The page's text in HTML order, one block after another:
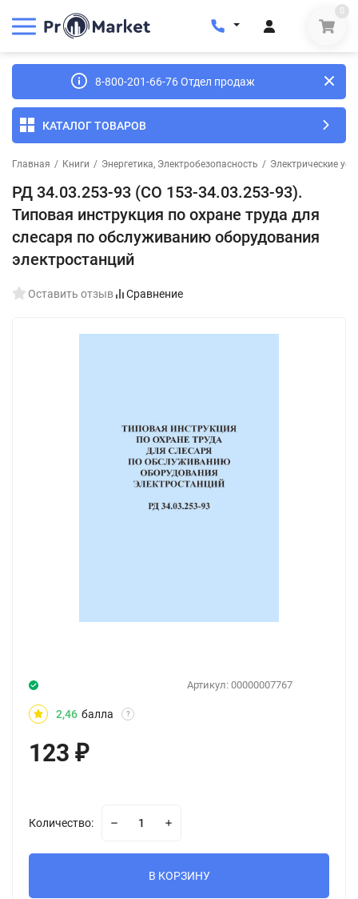
0
8-800-201-66-76 Отдел продаж
КАТАЛОГ ТОВАРОВ
Главная / Книги / Энергетика, Электробезопасность / Электрические
РД 34.03.253-93 (СО 153-34.03.253-93).
Типовая инструкция по охране труда для
слесаря по обслуживанию оборудования
электростанций
Оставить отзыв Сравнение
Артикул: 00000007767
2,46 балла ?
123 ₽
Количество:
В КОРЗИНУ